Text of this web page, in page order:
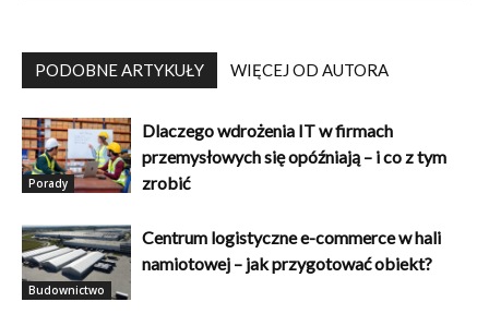
PODOBNE ARTYKUŁY WIĘCEJ OD AUTORA
Porady
Dlaczego wdrożenia IT w firmach
przemysłowych się opóźniają – i co z tym
zrobić
Budownictwo
Centrum logistyczne e-commerce w hali
namiotowej – jak przygotować obiekt?